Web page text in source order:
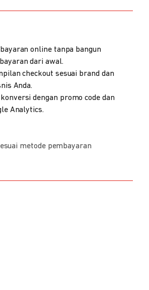
online tanpa bangun
dari awal.
checkout sesuai brand dan
Anda.
dengan promo code dan
Analytics.
metode pembayaran